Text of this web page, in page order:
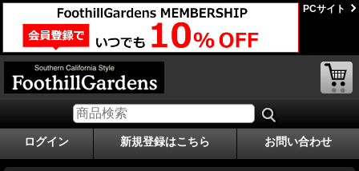
PCサイト
ログイン 新規登録はこちら お問い合わせ